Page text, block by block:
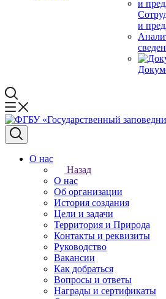
и
О нас
Назад
О нас
Об организации
История создания
Цели и задачи
Территория и Природа
Контакты и реквизиты
Руководство
Вакансии
Как добраться
Вопросы и ответы
Награды и сертификаты